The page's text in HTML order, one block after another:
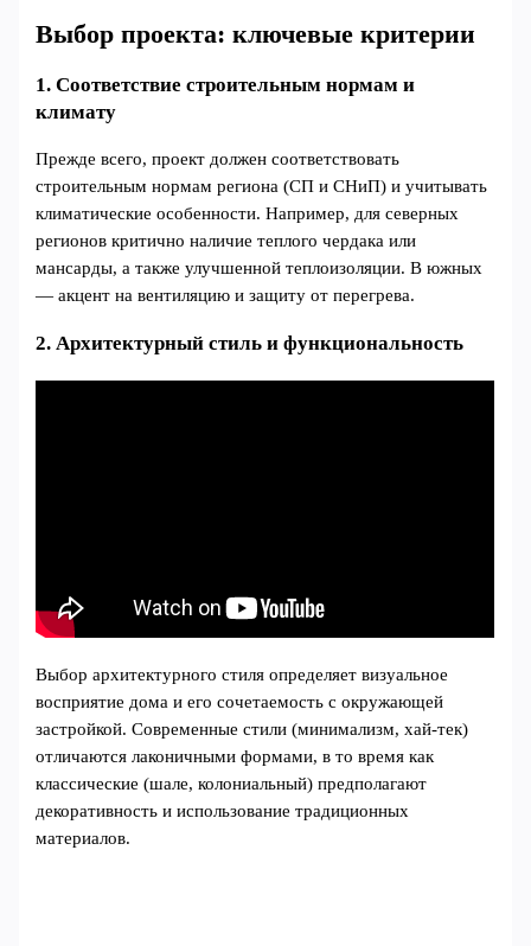
Выбор проекта: ключевые критерии
1. Соответствие строительным нормам и
климату
Прежде всего, проект должен соответствовать
строительным нормам региона (СП и СНиП) и учитывать
климатические особенности. Например, для северных
регионов критично наличие теплого чердака или
мансарды, а также улучшенной теплоизоляции. В южных
— акцент на вентиляцию и защиту от перегрева.
2. Архитектурный стиль и функциональность
Выбор архитектурного стиля определяет визуальное
восприятие дома и его сочетаемость с окружающей
застройкой. Современные стили (минимализм, хай-тек)
отличаются лаконичными формами, в то время как
классические (шале, колониальный) предполагают
декоративность и использование традиционных
материалов.